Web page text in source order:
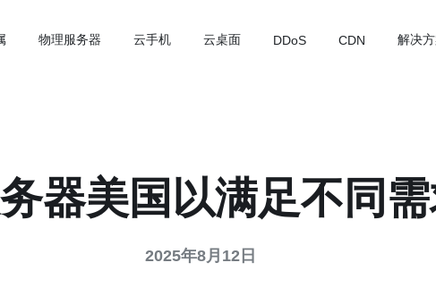
物理服务器 云手机 云桌面 DDoS CDN 解决
器美国以满足不同
2025年8月12日